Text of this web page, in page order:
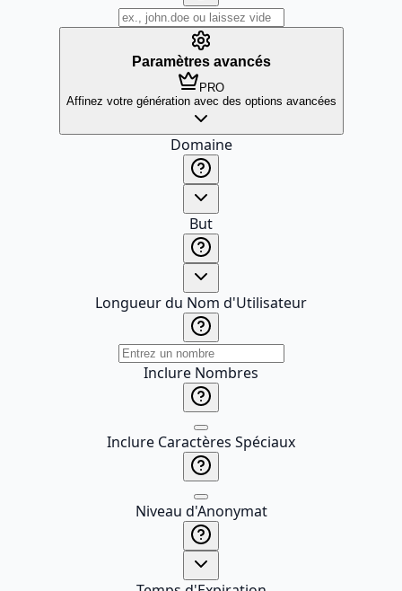
Paramètres avancés
PRO
Affinez votre génération avec des options avancées
Domaine
But
Longueur du Nom d'Utilisateur
Inclure Nombres
Inclure Caractères Spéciaux
Niveau d'Anonymat